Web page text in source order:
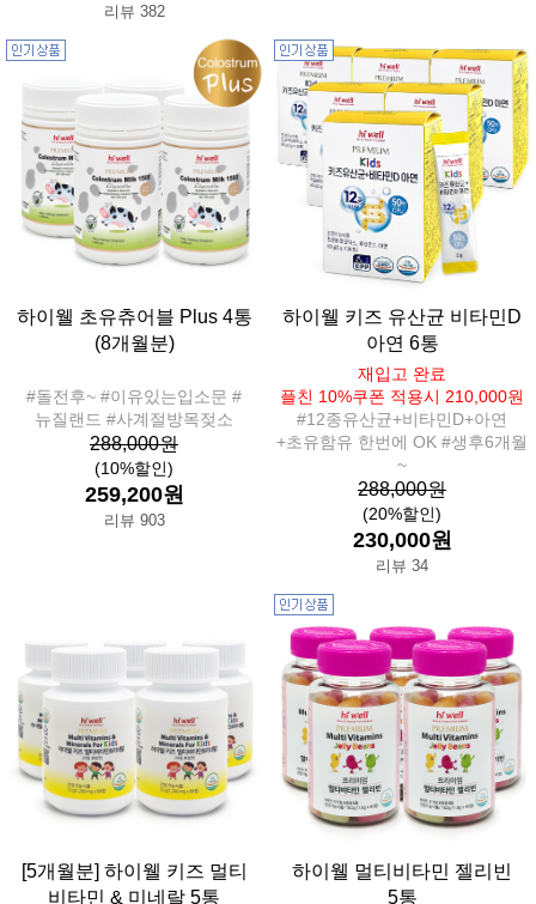
리뷰 382
하이웰 초유츄어블 Plus 4통
(8개월분)
#돌전후~ #이유있는입소문 #
뉴질랜드 #사계절방목젖소
288,000원
(10%할인)
259,200원
리뷰 903
하이웰 키즈 유산균 비타민D
아연 6통
재입고 완료
플친 10%쿠폰 적용시 210,000원
#12종유산균+비타민D+아연
+초유함유 한번에 OK #생후6개월
~
288,000원
(20%할인)
230,000원
리뷰 34
[5개월분] 하이웰 키즈 멀티
비타민 & 미네랄 5통
하이웰 멀티비타민 젤리빈
5통